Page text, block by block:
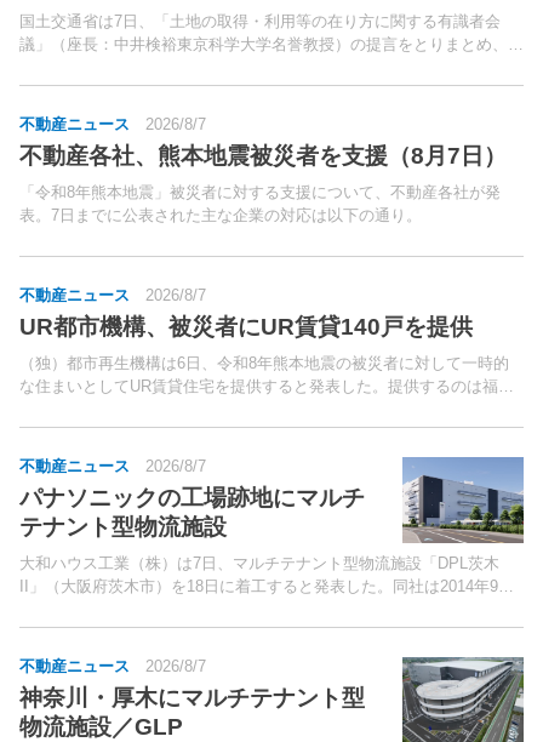
国土交通省は7日、「土地の取得・利用等の在り方に関する有識者会
議」（座長：中井検裕東京科学大学名誉教授）の提言をとりまとめ、公
が指摘されるようになってきたことを受けて設置されたもの。
不動産ニュース 2026/8/7
不動産各社、熊本地震被災者を支援（8月7日）
「令和8年熊本地震」被災者に対する支援について、不動産各社が発
表。7日までに公表された主な企業の対応は以下の通り。
不動産ニュース 2026/8/7
UR都市機構、被災者にUR賃貸140戸を提供
（独）都市再生機構は6日、令和8年熊本地震の被災者に対して一時的
な住まいとしてUR賃貸住宅を提供すると発表した。提供するのは福岡
戸、兵庫県10戸、奈良県5戸の計140戸。
不動産ニュース 2026/8/7
パナソニックの工場跡地にマルチ
テナント型物流施設
大和ハウス工業（株）は7日、マルチテナント型物流施設「DPL茨木
II」（大阪府茨木市）を18日に着工すると発表した。同社は2014年9月
（株）の茨木工場跡地を取得。
不動産ニュース 2026/8/7
神奈川・厚木にマルチテナント型
物流施設／GLP